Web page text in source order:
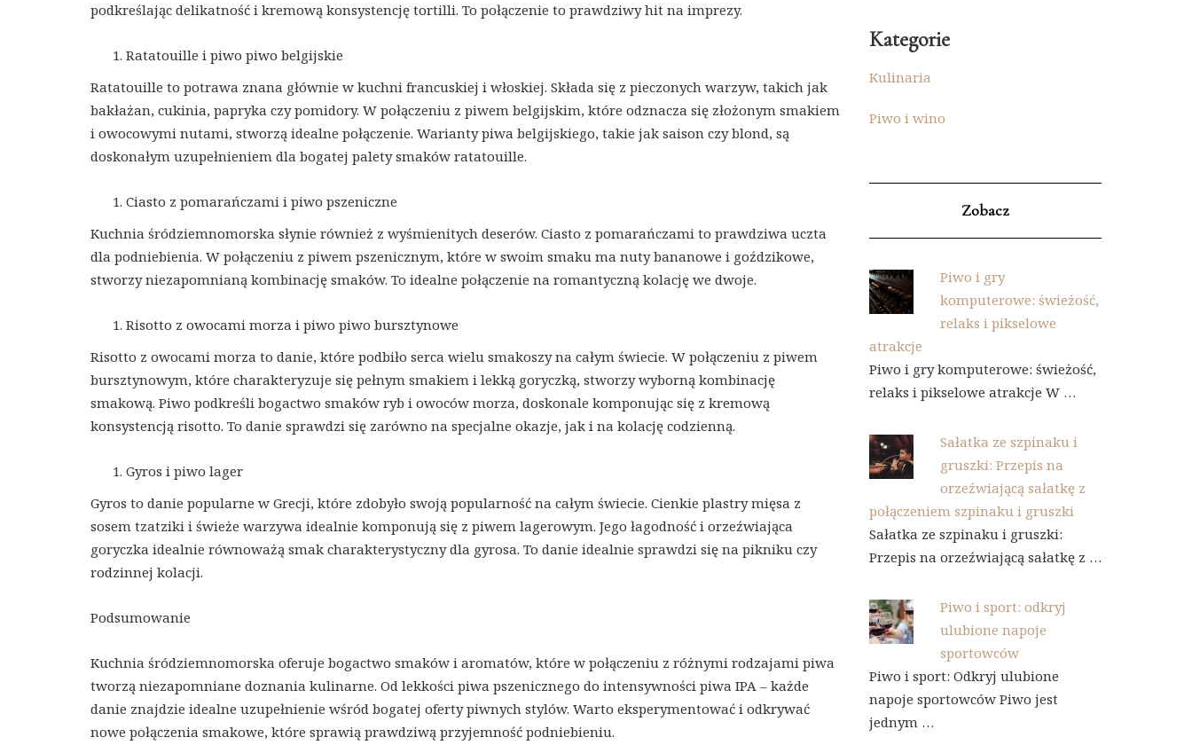
podkreślając delikatność i kremową konsystencję tortilli. To połączenie to prawdziwy hit na imprezy.
Ratatouille i piwo piwo belgijskie
Ratatouille to potrawa znana głównie w kuchni francuskiej i włoskiej. Składa się z pieczonych warzyw, takich jak
bakłażan, cukinia, papryka czy pomidory. W połączeniu z piwem belgijskim, które odznacza się złożonym smakiem
i owocowymi nutami, stworzą idealne połączenie. Warianty piwa belgijskiego, takie jak saison czy blond, są
doskonałym uzupełnieniem dla bogatej palety smaków ratatouille.
Ciasto z pomarańczami i piwo pszeniczne
Kuchnia śródziemnomorska słynie również z wyśmienitych deserów. Ciasto z pomarańczami to prawdziwa uczta
dla podniebienia. W połączeniu z piwem pszenicznym, które w swoim smaku ma nuty bananowe i goździkowe,
stworzy niezapomnianą kombinację smaków. To idealne połączenie na romantyczną kolację we dwoje.
Risotto z owocami morza i piwo piwo bursztynowe
Risotto z owocami morza to danie, które podbiło serca wielu smakoszy na całym świecie. W połączeniu z piwem
bursztynowym, które charakteryzuje się pełnym smakiem i lekką goryczką, stworzy wyborną kombinację
smakową. Piwo podkreśli bogactwo smaków ryb i owoców morza, doskonale komponując się z kremową
konsystencją risotto. To danie sprawdzi się zarówno na specjalne okazje, jak i na kolację codzienną.
Gyros i piwo lager
Gyros to danie popularne w Grecji, które zdobyło swoją popularność na całym świecie. Cienkie plastry mięsa z
sosem tzatziki i świeże warzywa idealnie komponują się z piwem lagerowym. Jego łagodność i orzeźwiająca
goryczka idealnie równoważą smak charakterystyczny dla gyrosa. To danie idealnie sprawdzi się na pikniku czy
rodzinnej kolacji.
Podsumowanie
Kuchnia śródziemnomorska oferuje bogactwo smaków i aromatów, które w połączeniu z różnymi rodzajami piwa
tworzą niezapomniane doznania kulinarne. Od lekkości piwa pszenicznego do intensywności piwa IPA – każde
danie znajdzie idealne uzupełnienie wśród bogatej oferty piwnych stylów. Warto eksperymentować i odkrywać
nowe połączenia smakowe, które sprawią prawdziwą przyjemność podniebieniu.
Kategorie
Kulinaria
Piwo i wino
Zobacz
Piwo i gry
komputerowe: świeżość,
relaks i pikselowe
atrakcje
Piwo i gry komputerowe: świeżość,
relaks i pikselowe atrakcje W …
Sałatka ze szpinaku i
gruszki: Przepis na
orzeźwiającą sałatkę z
połączeniem szpinaku i gruszki
Sałatka ze szpinaku i gruszki:
Przepis na orzeźwiającą sałatkę z …
Piwo i sport: odkryj
ulubione napoje
sportowców
Piwo i sport: Odkryj ulubione
napoje sportowców Piwo jest
jednym …